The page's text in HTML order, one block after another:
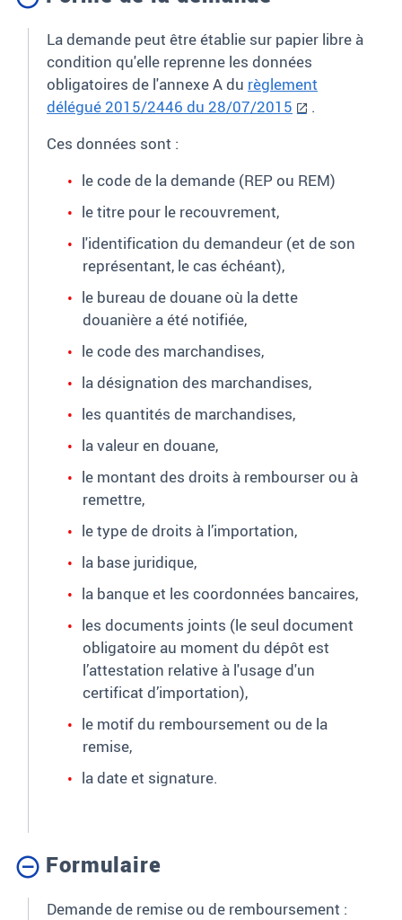
La demande peut être établie sur papier libre à
condition qu'elle reprenne les données
obligatoires de l'annexe A du règlement
délégué 2015/2446 du 28/07/2015
.
Ces données sont :
le code de la demande (REP ou REM)
le titre pour le recouvrement,
l'identification du demandeur (et de son
représentant, le cas échéant),
le bureau de douane où la dette
douanière a été notifiée,
le code des marchandises,
la désignation des marchandises,
les quantités de marchandises,
la valeur en douane,
le montant des droits à rembourser ou à
remettre,
le type de droits à l’importation,
la base juridique,
la banque et les coordonnées bancaires,
les documents joints (le seul document
obligatoire au moment du dépôt est
l’attestation relative à l'usage d'un
certificat d’importation),
le motif du remboursement ou de la
remise,
la date et signature.
Formulaire
Demande de remise ou de remboursement :